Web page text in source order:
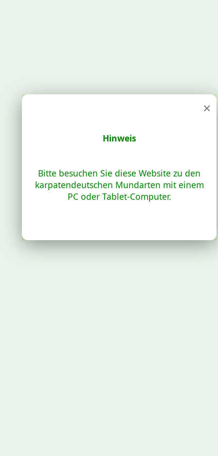
×
Hinweis
Bitte besuchen Sie diese Website zu den
karpatendeutschen Mundarten mit einem
PC oder Tablet-Computer.